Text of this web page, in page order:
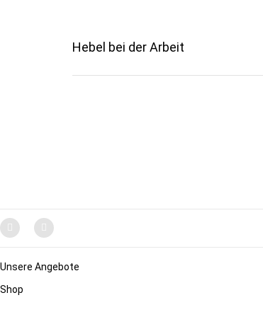
Hebel bei der Arbeit
Unsere Angebote
Shop